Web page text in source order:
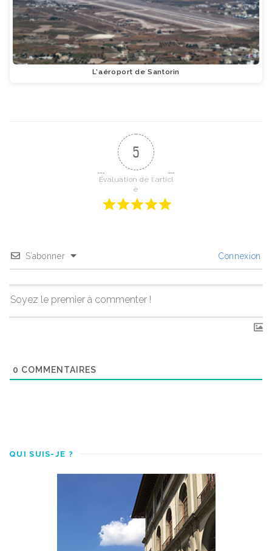
L'aéroport de Santorin
5
Évaluation de l'articl
e
S’abonner Connexion
0 COMMENTAIRES
QUI SUIS-JE ?